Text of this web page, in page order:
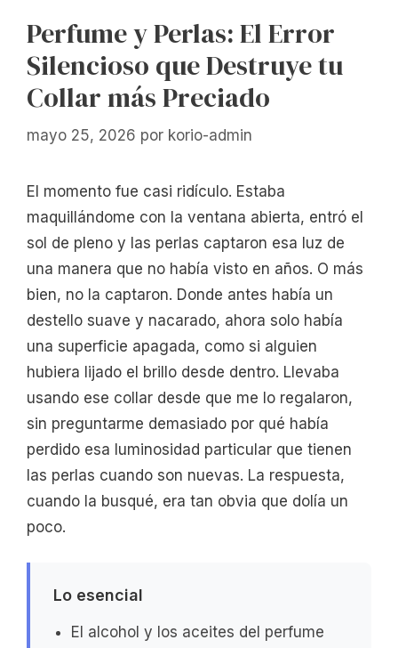
Perfume y Perlas: El Error
Silencioso que Destruye tu
Collar más Preciado
mayo 25, 2026 por korio-admin
El momento fue casi ridículo. Estaba
maquillándome con la ventana abierta, entró el
sol de pleno y las perlas captaron esa luz de
una manera que no había visto en años. O más
bien, no la captaron. Donde antes había un
destello suave y nacarado, ahora solo había
una superficie apagada, como si alguien
hubiera lijado el brillo desde dentro. Llevaba
usando ese collar desde que me lo regalaron,
sin preguntarme demasiado por qué había
perdido esa luminosidad particular que tienen
las perlas cuando son nuevas. La respuesta,
cuando la busqué, era tan obvia que dolía un
poco.
Lo esencial
El alcohol y los aceites del perfume